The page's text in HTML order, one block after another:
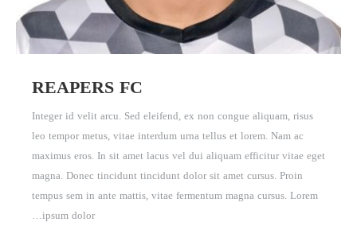
REAPERS FC
Integer id velit arcu. Sed eleifend, ex non congue aliquam, risus
leo tempor metus, vitae interdum urna tellus et lorem. Nam ac
maximus eros. In sit amet lacus vel dui aliquam efficitur vitae eget
magna. Donec tincidunt tincidunt dolor sit amet cursus. Proin
tempus sem in ante mattis, vitae fermentum magna cursus. Lorem
ipsum dolor…